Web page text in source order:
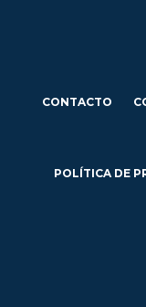
CONTACTO
POLÍTICA DE